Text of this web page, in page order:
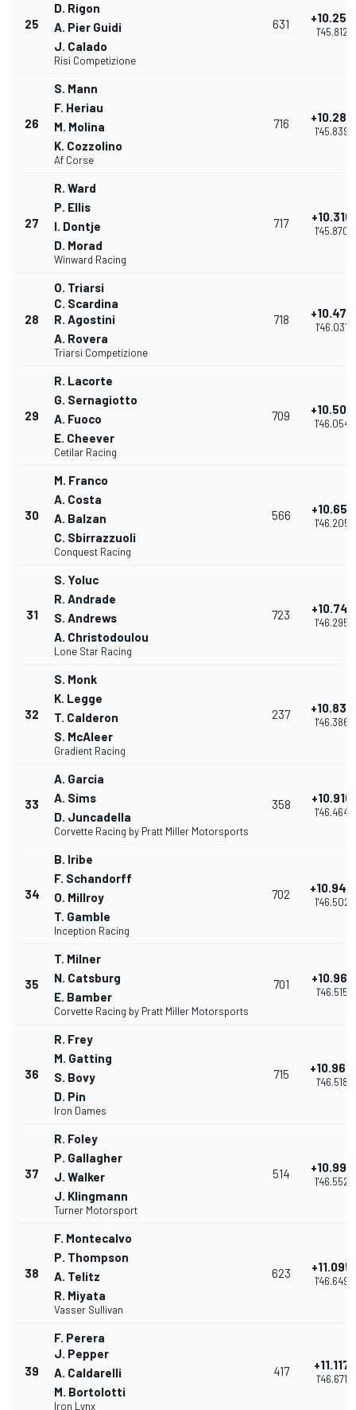
25
D. Rigon
A. Pier Guidi
J. Calado
Risi Competizione
631 +10.258
1'45.812
26
S. Mann
F. Heriau
M. Molina
K. Cozzolino
Af Corse
716 +10.285
1'45.839
27
R. Ward
P. Ellis
I. Dontje
D. Morad
Winward Racing
717 +10.316
1'45.870
28
O. Triarsi
C. Scardina
R. Agostini
A. Rovera
Triarsi Competizione
718 +10.477
1'46.031
29
R. Lacorte
G. Sernagiotto
A. Fuoco
E. Cheever
Cetilar Racing
709 +10.500
1'46.054
30
M. Franco
A. Costa
A. Balzan
C. Sbirrazzuoli
Conquest Racing
566 +10.651
1'46.205
31
S. Yoluc
R. Andrade
S. Andrews
A. Christodoulou
Lone Star Racing
723 +10.741
1'46.295
32
S. Monk
K. Legge
T. Calderon
S. McAleer
Gradient Racing
237 +10.832
1'46.386
33
A. Garcia
A. Sims
D. Juncadella
Corvette Racing by Pratt Miller Motorsports
358 +10.910
1'46.464
34
B. Iribe
F. Schandorff
O. Millroy
T. Gamble
Inception Racing
702 +10.948
1'46.502
35
T. Milner
N. Catsburg
E. Bamber
Corvette Racing by Pratt Miller Motorsports
701 +10.961
1'46.515
36
R. Frey
M. Gatting
S. Bovy
D. Pin
Iron Dames
715 +10.964
1'46.518
37
R. Foley
P. Gallagher
J. Walker
J. Klingmann
Turner Motorsport
514 +10.998
1'46.552
38
F. Montecalvo
P. Thompson
A. Telitz
R. Miyata
Vasser Sullivan
623 +11.095
1'46.649
39
F. Perera
J. Pepper
A. Caldarelli
M. Bortolotti
Iron Lynx
417 +11.117
1'46.671